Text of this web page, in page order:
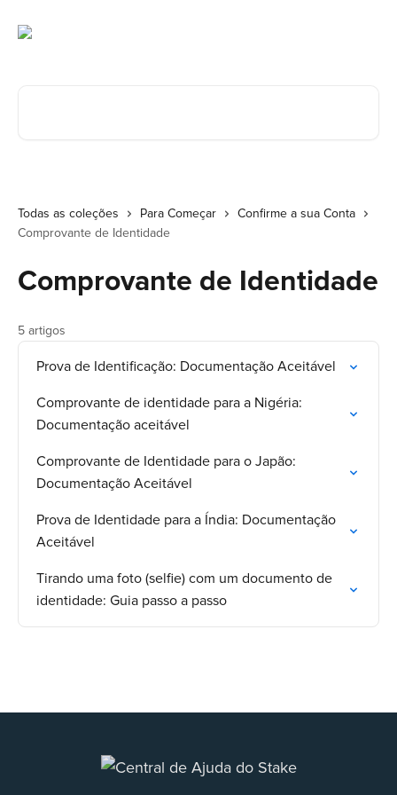
Todas as coleções Para Começar
Confirme a sua Conta
Comprovante de Identidade
Comprovante de Identidade
5 artigos
Prova de Identificação: Documentação Aceitável
Comprovante de identidade para a Nigéria:
Documentação aceitável
Comprovante de Identidade para o Japão:
Documentação Aceitável
Prova de Identidade para a Índia: Documentação
Aceitável
Tirando uma foto (selfie) com um documento de
identidade: Guia passo a passo